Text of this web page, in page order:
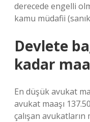
derecede engelli
kamu müdafii
Devlete
kadar
En düşük avukat
avukat maaşı
çalışan avukatların